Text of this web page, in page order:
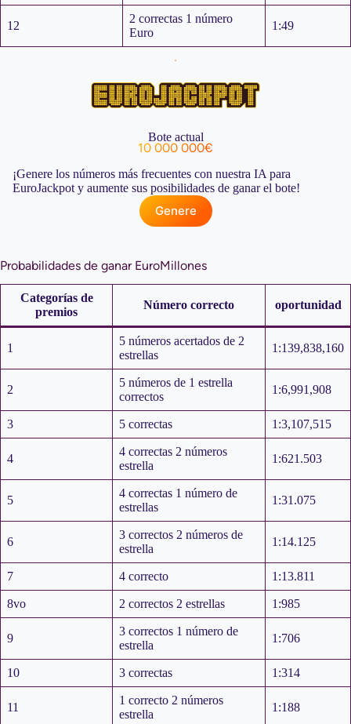
12
2 correctas 1 número
Euro
1:49
Bote actual
10 000 000€
¡Genere los números más frecuentes con nuestra IA para
EuroJackpot y aumente sus posibilidades de ganar el bote!
Genere
Probabilidades de ganar EuroMillones
Categorías de
premios
Número correcto oportunidad
1
5 números acertados de 2
estrellas
1:139,838,160
2
5 números de 1 estrella
correctos
1:6,991,908
3 5 correctas 1:3,107,515
4
4 correctas 2 números
estrella
1:621.503
5
4 correctas 1 número de
estrellas
1:31.075
6
3 correctos 2 números de
estrella
1:14.125
7 4 correcto 1:13.811
8vo 2 correctos 2 estrellas 1:985
9
3 correctos 1 número de
estrella
1:706
10 3 correctas 1:314
11
1 correcto 2 números
estrella
1:188